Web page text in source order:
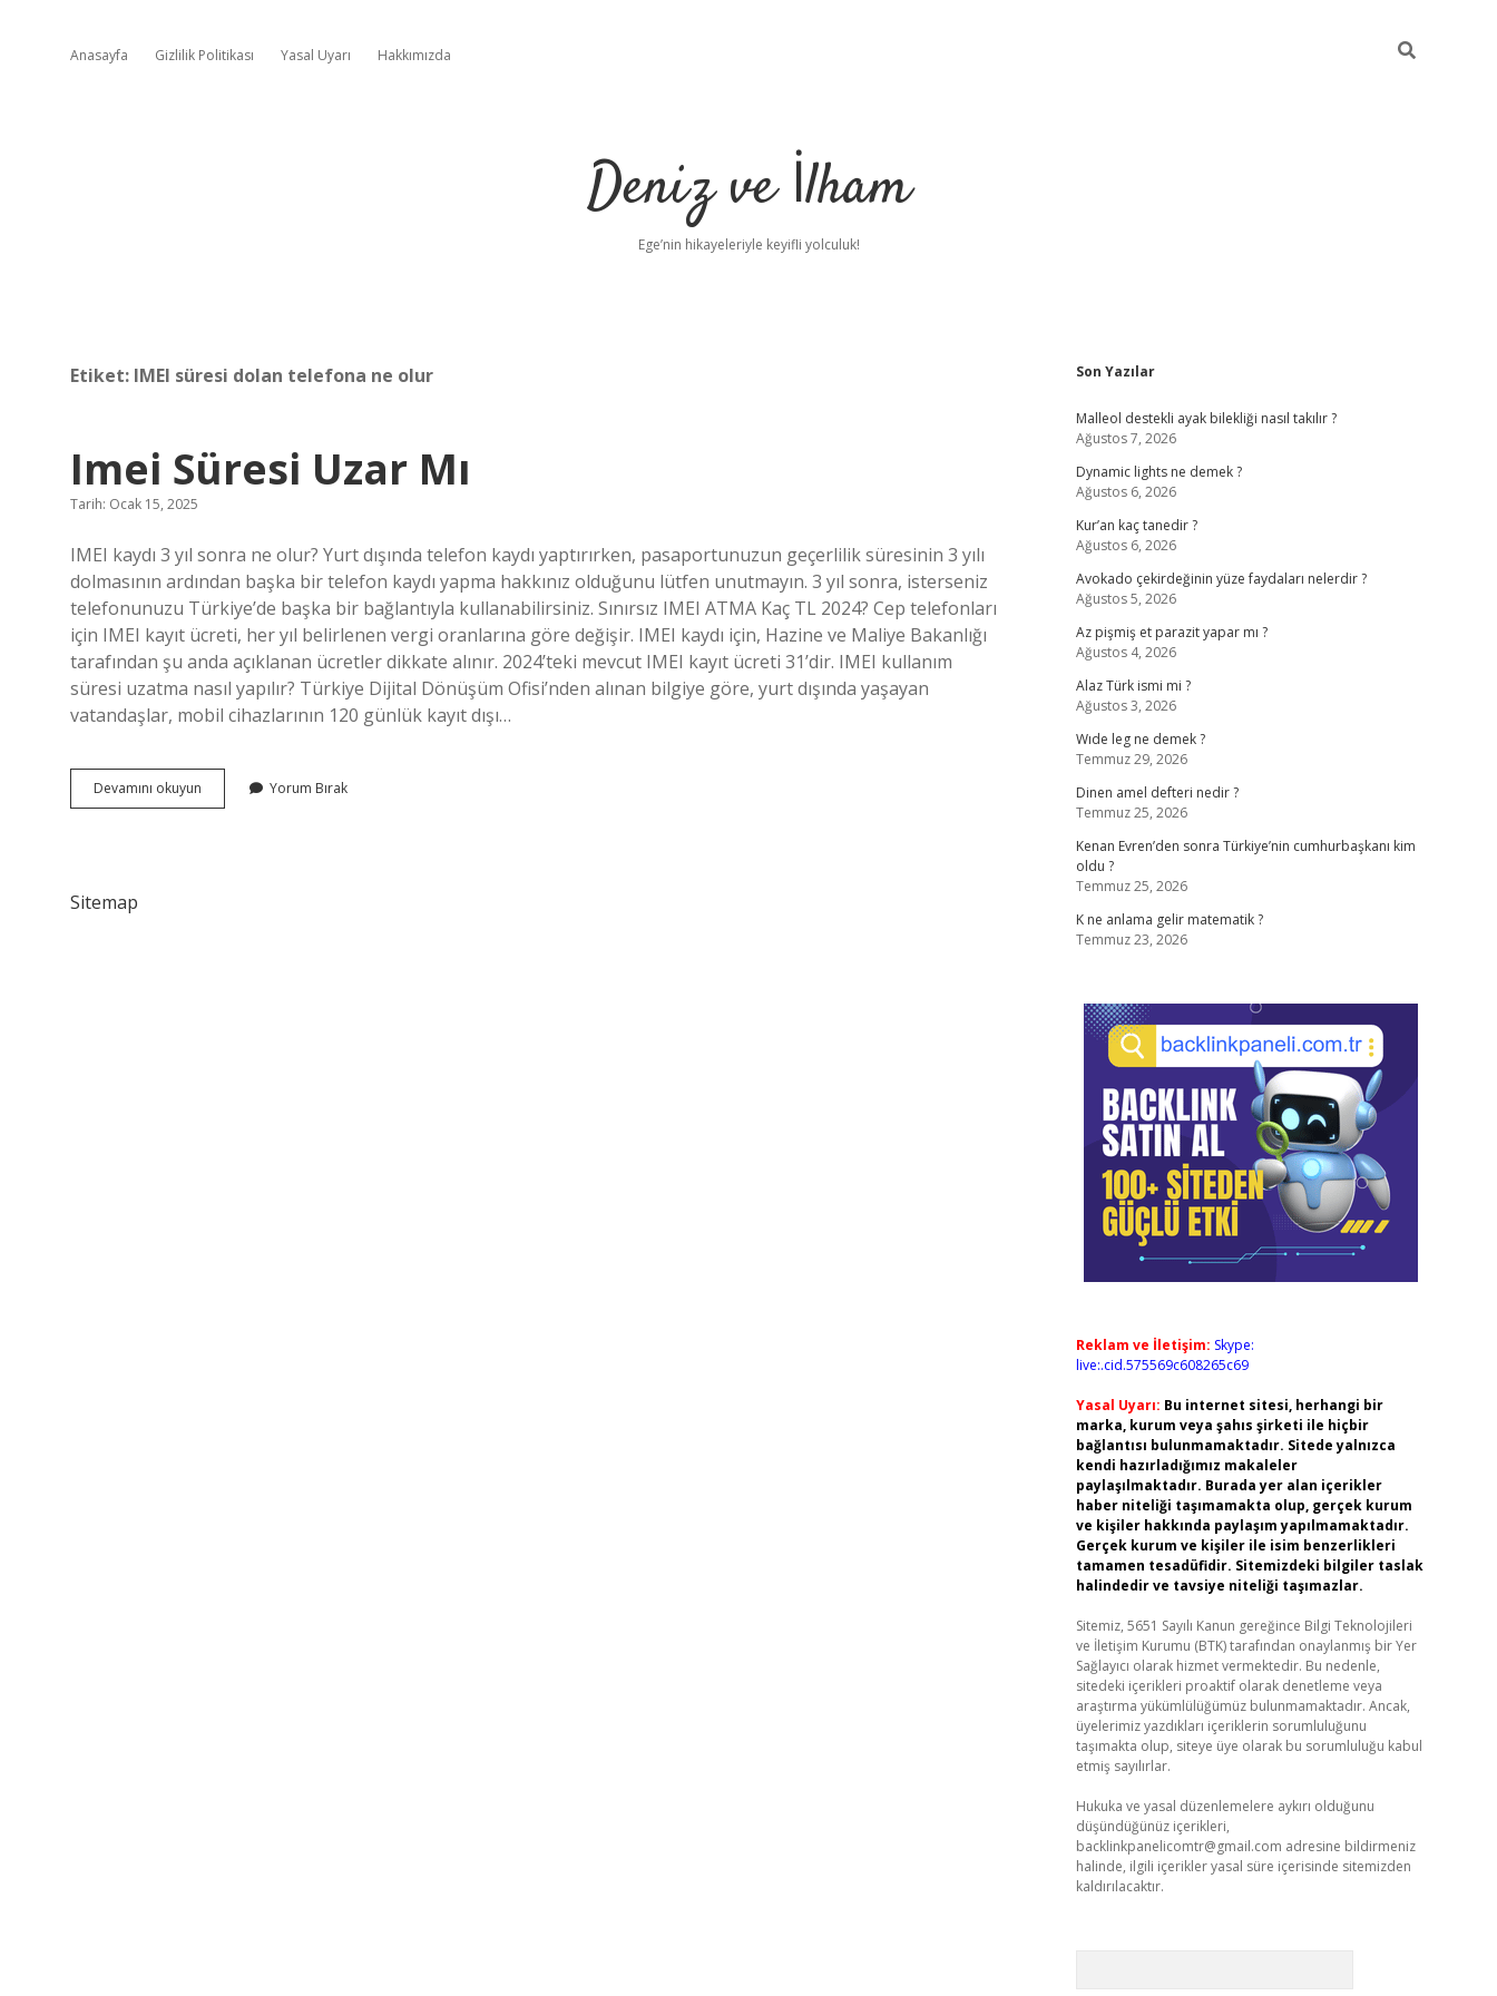
Anasayfa Gizlilik Politikası Yasal Uyarı Hakkımızda
Deniz ve İlham
Ege’nin hikayeleriyle keyifli yolculuk!
Etiket: IMEI süresi dolan telefona ne olur
Imei Süresi Uzar Mı
Tarih: Ocak 15, 2025
IMEI kaydı 3 yıl sonra ne olur? Yurt dışında telefon kaydı yaptırırken, pasaportunuzun geçerlilik süresinin 3 yılı
dolmasının ardından başka bir telefon kaydı yapma hakkınız olduğunu lütfen unutmayın. 3 yıl sonra, isterseniz
telefonunuzu Türkiye’de başka bir bağlantıyla kullanabilirsiniz. Sınırsız IMEI ATMA Kaç TL 2024? Cep telefonları
için IMEI kayıt ücreti, her yıl belirlenen vergi oranlarına göre değişir. IMEI kaydı için, Hazine ve Maliye Bakanlığı
tarafından şu anda açıklanan ücretler dikkate alınır. 2024’teki mevcut IMEI kayıt ücreti 31’dir. IMEI kullanım
süresi uzatma nasıl yapılır? Türkiye Dijital Dönüşüm Ofisi’nden alınan bilgiye göre, yurt dışında yaşayan
vatandaşlar, mobil cihazlarının 120 günlük kayıt dışı…
Devamını okuyun
Süresi
Yorum Bırak
Sitemap
Sidebar
Son Yazılar
Malleol destekli ayak bilekliği nasıl takılır ?
Ağustos 7, 2026
Dynamic lights ne demek ?
Ağustos 6, 2026
Kur’an kaç tanedir ?
Ağustos 6, 2026
Avokado çekirdeğinin yüze faydaları nelerdir ?
Ağustos 5, 2026
Az pişmiş et parazit yapar mı ?
Ağustos 4, 2026
Alaz Türk ismi mi ?
Ağustos 3, 2026
Wıde leg ne demek ?
Temmuz 29, 2026
Dinen amel defteri nedir ?
Temmuz 25, 2026
Kenan Evren’den sonra Türkiye’nin cumhurbaşkanı kim
oldu ?
Temmuz 25, 2026
K ne anlama gelir matematik ?
Temmuz 23, 2026
Reklam ve İletişim: Skype:
live:.cid.575569c608265c69
Yasal Uyarı: Bu internet sitesi, herhangi bir
marka, kurum veya şahıs şirketi ile hiçbir
bağlantısı bulunmamaktadır. Sitede yalnızca
kendi hazırladığımız makaleler
paylaşılmaktadır. Burada yer alan içerikler
haber niteliği taşımamakta olup, gerçek kurum
ve kişiler hakkında paylaşım yapılmamaktadır.
Gerçek kurum ve kişiler ile isim benzerlikleri
tamamen tesadüfidir. Sitemizdeki bilgiler taslak
halindedir ve tavsiye niteliği taşımazlar.
Sitemiz, 5651 Sayılı Kanun gereğince Bilgi Teknolojileri
ve İletişim Kurumu (BTK) tarafından onaylanmış bir Yer
Sağlayıcı olarak hizmet vermektedir. Bu nedenle,
sitedeki içerikleri proaktif olarak denetleme veya
araştırma yükümlülüğümüz bulunmamaktadır. Ancak,
üyelerimiz yazdıkları içeriklerin sorumluluğunu
taşımakta olup, siteye üye olarak bu sorumluluğu kabul
etmiş sayılırlar.
Hukuka ve yasal düzenlemelere aykırı olduğunu
düşündüğünüz içerikleri,
backlinkpanelicomtr@gmail.com adresine bildirmeniz
halinde, ilgili içerikler yasal süre içerisinde sitemizden
kaldırılacaktır.